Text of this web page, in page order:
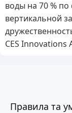
воды на 70 %
вертикальной
CES Innovations
Правила та